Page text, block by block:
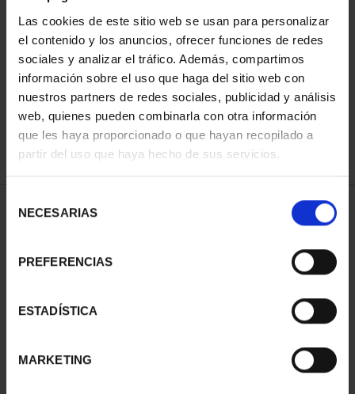
Las cookies de este sitio web se usan para personalizar
el contenido y los anuncios, ofrecer funciones de redes
sociales y analizar el tráfico. Además, compartimos
información sobre el uso que haga del sitio web con
nuestros partners de redes sociales, publicidad y análisis
web, quienes pueden combinarla con otra información
que les haya proporcionado o que hayan recopilado a
partir del uso que haya hecho de sus servicios.
NECESARIAS
PREFERENCIAS
ESTADÍSTICA
MARKETING
SORT BY:
REFINE
2 Products found